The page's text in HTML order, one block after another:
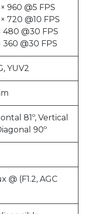
960 @5 FPS
720 @10 FPS
480 @30 FPS
360 @30 FPS
YUV2
81º, Vertical
90º
@ (F1.2, AGC